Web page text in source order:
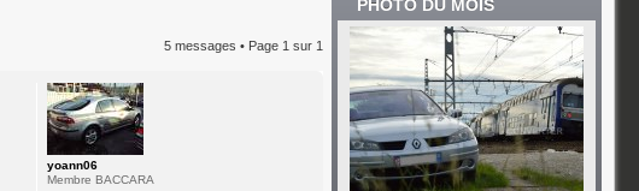
5 messages • Page 1 sur 1
yoann06
Membre BACCARA
PHOTO DU MOIS